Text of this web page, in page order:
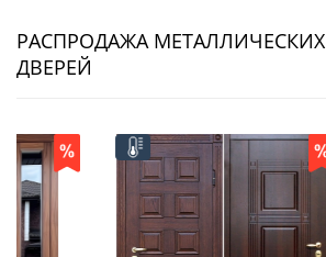
РАСПРОДАЖА МЕТАЛЛИЧЕСКИХ
ДВЕРЕЙ